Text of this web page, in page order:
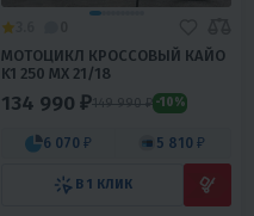
МОТОЦИКЛ КРОССОВЫЙ КАЙО
K1 250 MX 21/18
134 990 ₽149 990 ₽ -10%
6 070 ₽ 5 810 ₽
В 1 КЛИК